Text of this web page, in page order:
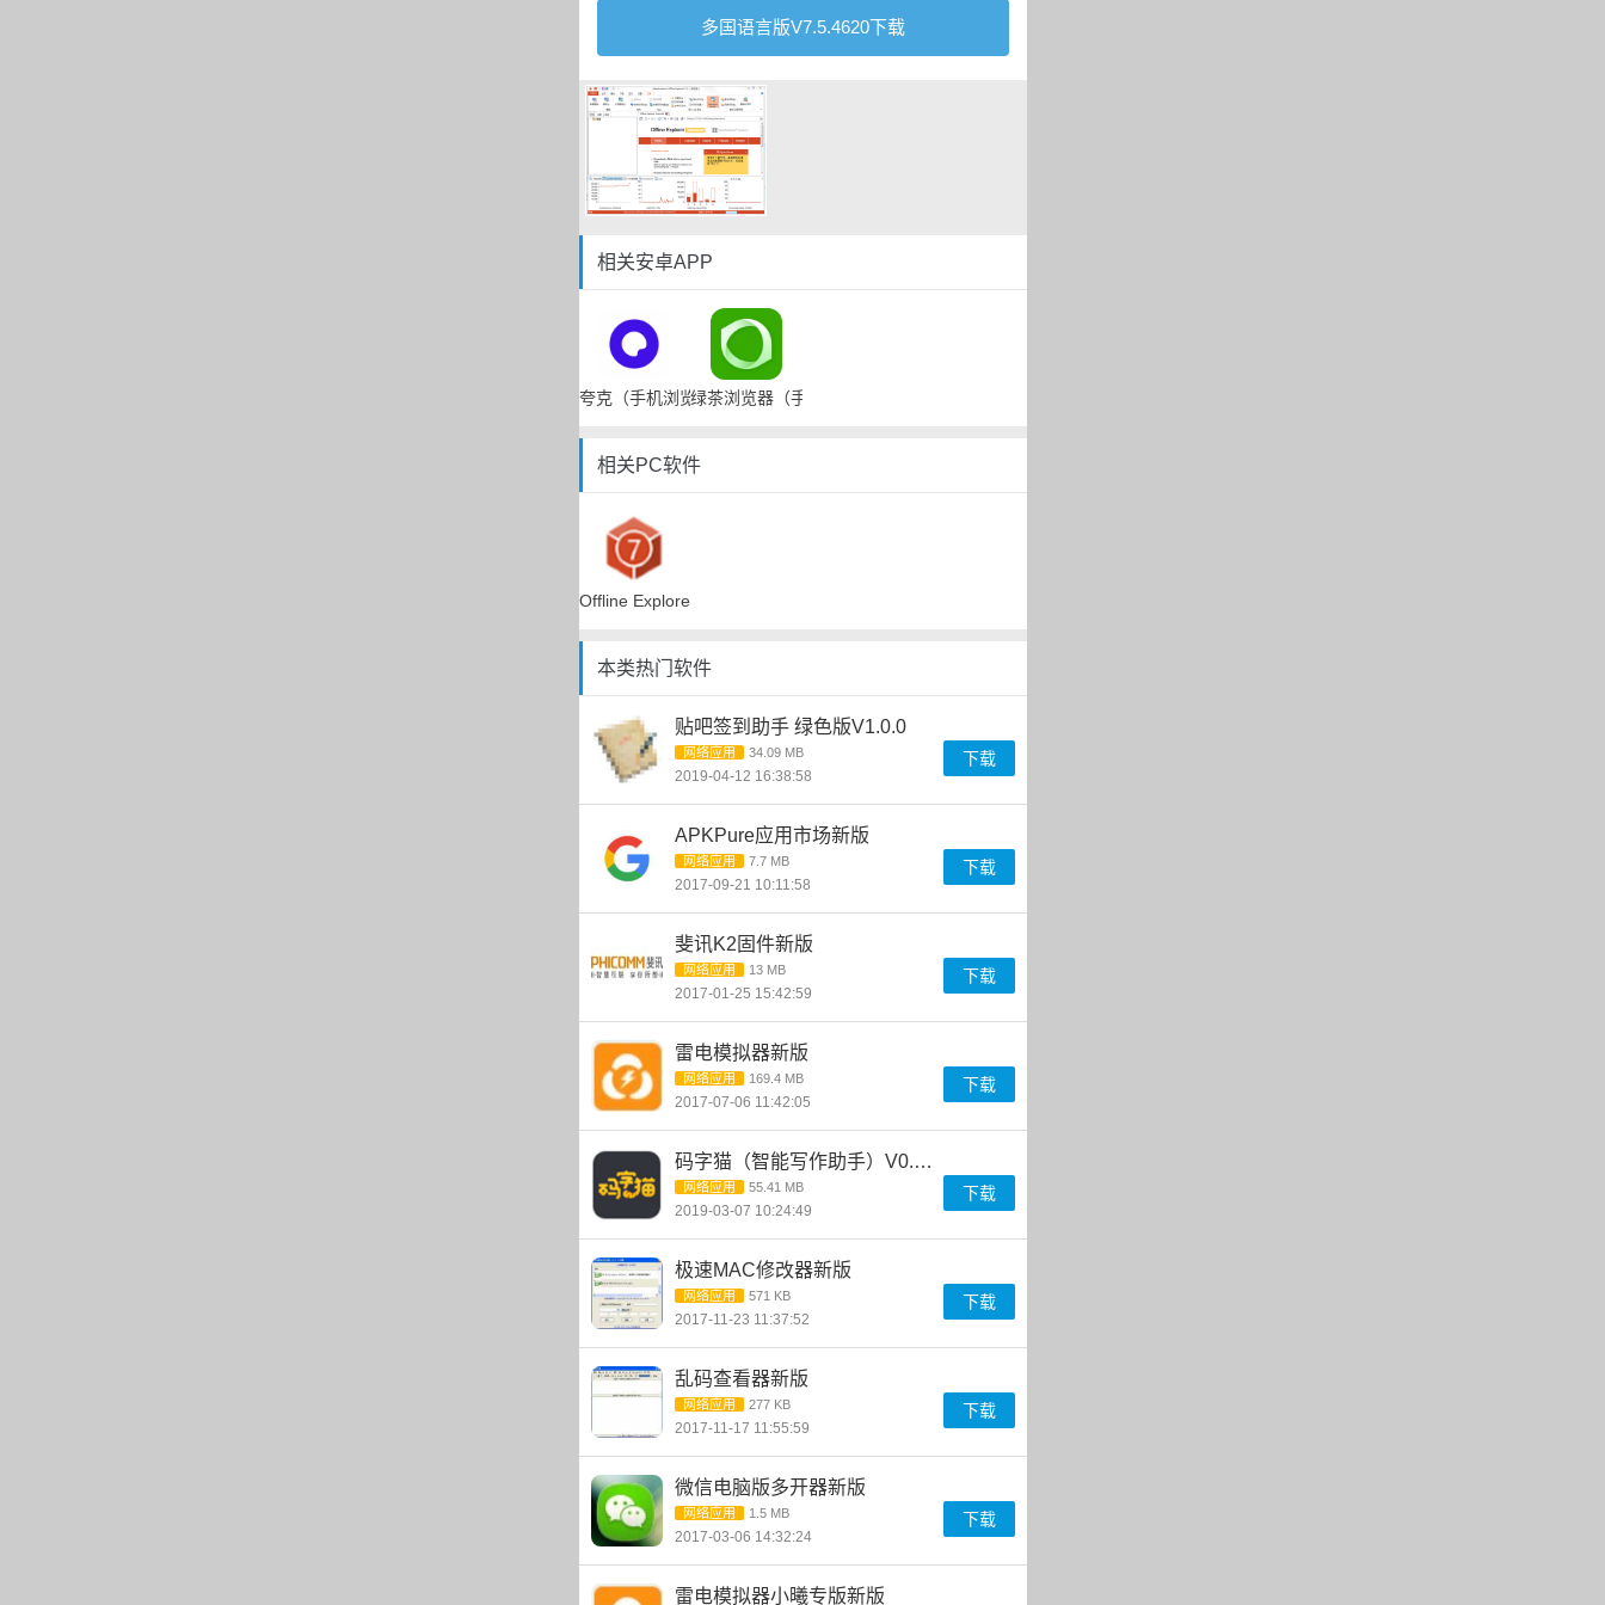
多国语言版V7.5.4620下载
相关安卓APP
夸克（手机浏览器app）绿茶浏览器（手机浏览器）
相关PC软件
Offline Explorer(离线浏览工具)多国语言版
本类热门软件
贴吧签到助手 绿色版V1.0.0
网络应用 34.09 MB
2019-04-12 16:38:58
下载
APKPure应用市场新版
网络应用 7.7 MB
2017-09-21 10:11:58
下载
斐讯K2固件新版
网络应用 13 MB
2017-01-25 15:42:59
下载
雷电模拟器新版
网络应用 169.4 MB
2017-07-06 11:42:05
下载
码字猫（智能写作助手）V0.9.11
网络应用 55.41 MB
2019-03-07 10:24:49
下载
极速MAC修改器新版
网络应用 571 KB
2017-11-23 11:37:52
下载
乱码查看器新版
网络应用 277 KB
2017-11-17 11:55:59
下载
微信电脑版多开器新版
网络应用 1.5 MB
2017-03-06 14:32:24
下载
雷电模拟器小曦专版新版